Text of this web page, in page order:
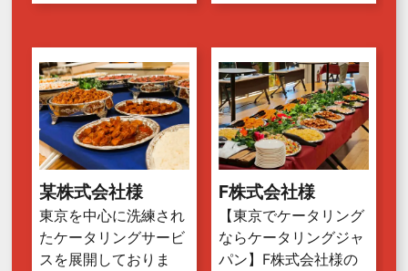
某株式会社様
東京を中心に洗練され
たケータリングサービ
スを展開しておりま
F株式会社様
【東京でケータリング
ならケータリングジャ
パン】F株式会社様の